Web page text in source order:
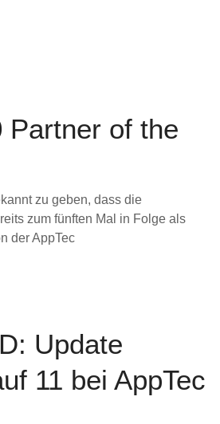
Partner of the
zu geben, dass die
zum fünften Mal in Folge als
der AppTec
Update
11 bei AppTec